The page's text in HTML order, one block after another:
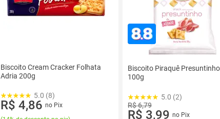
Biscoito Cream Cracker Folhata
Adria 200g
5.0 (8)
R$ 4,86 no Pix
Biscoito Piraquê Presuntinho
100g
5.0 (2)
R$ 6,79
R$ 3,99 no Pix